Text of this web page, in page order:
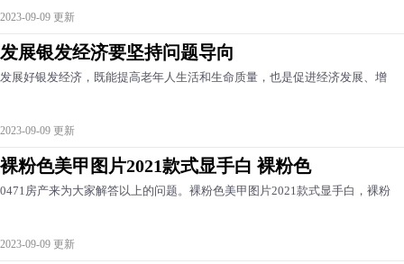
2023-09-09 更新
发展银发经济要坚持问题导向
发展好银发经济，既能提高老年人生活和生命质量，也是促进经济发展、增
2023-09-09 更新
裸粉色美甲图片2021款式显手白 裸粉色
0471房产来为大家解答以上的问题。裸粉色美甲图片2021款式显手白，裸粉
2023-09-09 更新